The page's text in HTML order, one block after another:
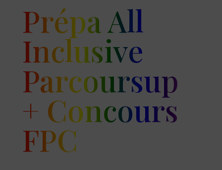
Prépa All
Inclusive
Parcoursup
+ Concours
FPC